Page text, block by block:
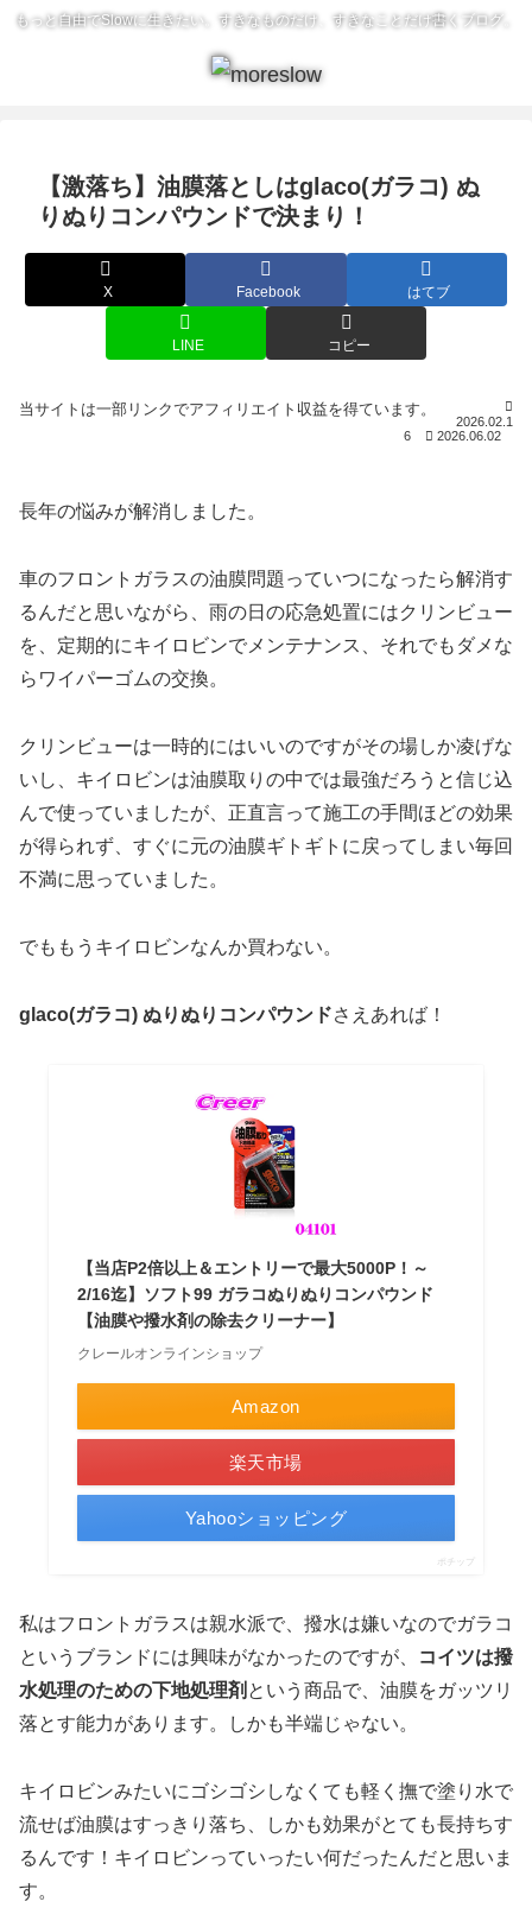
もっと自由でSlowに生きたい。すきなものだけ、すきなことだけ書くブログ。
【激落ち】油膜落としはglaco(ガラコ) ぬ
りぬりコンパウンドで決まり！
X Facebook はてブ
LINE コピー
2026.02.1
6
2026.06.02
長年の悩みが解消しました。
車のフロントガラスの油膜問題っていつになったら解消す
るんだと思いながら、雨の日の応急処置にはクリンビュー
を、定期的にキイロビンでメンテナンス、それでもダメな
らワイパーゴムの交換。
クリンビューは一時的にはいいのですがその場しか凌げな
いし、キイロビンは油膜取りの中では最強だろうと信じ込
んで使っていましたが、正直言って施工の手間ほどの効果
が得られず、すぐに元の油膜ギトギトに戻ってしまい毎回
不満に思っていました。
でももうキイロビンなんか買わない。
glaco(ガラコ) ぬりぬりコンパウンドさえあれば！
【当店P2倍以上＆エントリーで最大5000P！～
2/16迄】ソフト99 ガラコぬりぬりコンパウンド
【油膜や撥水剤の除去クリーナー】
クレールオンラインショップ
Amazon
楽天市場
Yahooショッピング
ポチップ
私はフロントガラスは親水派で、撥水は嫌いなのでガラコ
というブランドには興味がなかったのですが、
コイツは撥
水処理のための下地処理剤 という商品で、油膜をガッツリ
落とす能力があります。しかも半端じゃない。
キイロビンみたいにゴシゴシしなくても軽く撫で塗り水で
流せば油膜はすっきり落ち、しかも効果がとても長持ちす
るんです！キイロビンっていったい何だったんだと思いま
す。